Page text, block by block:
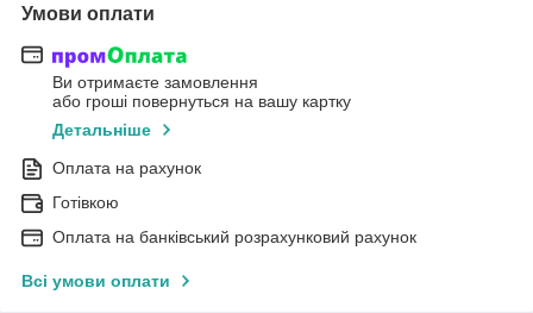
Умови оплати
Ви отримаєте замовлення
або гроші повернуться на вашу картку
Детальніше
Оплата на рахунок
Готівкою
Оплата на банківський розрахунковий рахунок
Всі умови оплати